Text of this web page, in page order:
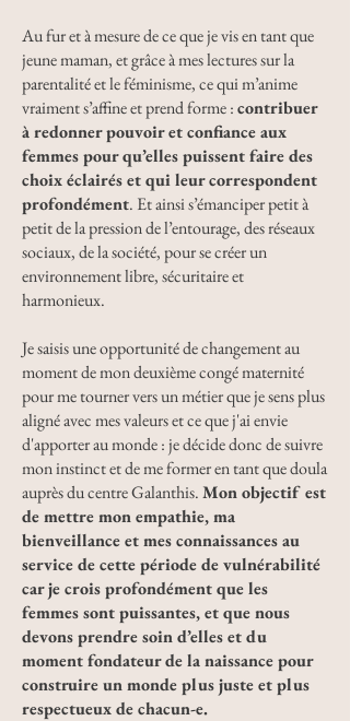
Au fur et à mesure de ce que je vis en tant que
jeune maman, et grâce à mes lectures sur la
parentalité et le féminisme, ce qui m’anime
vraiment s’affine et prend forme :contribuer
à redonner pouvoir et confiance aux
femmes pour qu’elles puissent faire des
choix éclairés et qui leur correspondent
profondément. Et ainsi s’émanciper petit à
petit de la pression de l’entourage, des réseaux
sociaux, de la société, pour se créer un
environnement libre, sécuritaire et
harmonieux.
Je saisis une opportunité de changement au
moment de mon deuxième congé maternité
pour me tourner vers un métier que je sens plus
aligné avec mes valeurs et ce que j'ai envie
d'apporter au monde : je décide donc de suivre
mon instinct et de me former en tant que doula
auprès du centre Galanthis.Mon objectif est
de mettre mon empathie, ma
bienveillance et mes connaissances au
service de cette période de vulnérabilité
car je crois profondément que les
femmes sont puissantes, et que nous
devons prendre soin d’elles et du
moment fondateur de la naissance pour
construire un monde plus juste et plus
respectueux de chacun-e.